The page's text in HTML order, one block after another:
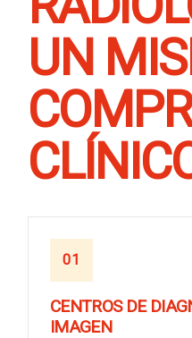
UN
01
CENTROS DE
IMAGEN